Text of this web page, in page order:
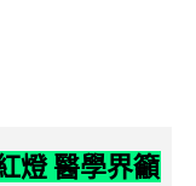
燈 醫學界籲